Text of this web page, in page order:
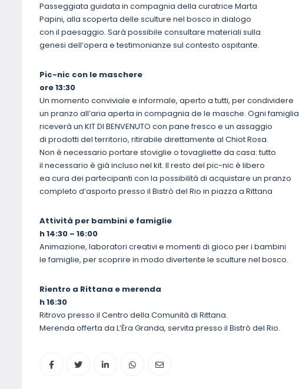
Passeggiata guidata in compagnia della curatrice Marta
Papini, alla scoperta delle sculture nel bosco in dialogo
con il paesaggio. Sarà possibile consultare materiali sulla
genesi dell’opera e testimonianze sul contesto ospitante.
Pic-nic con le maschere
ore 13:30
Un momento conviviale e informale, aperto a tutti, per condividere
un pranzo all’aria aperta in compagnia de le masche. Ogni famiglia
riceverà un KIT DI BENVENUTO con pane fresco e un assaggio
di prodotti del territorio, ritirabile direttamente al Chiot Rosa.
Non è necessario portare stoviglie o tovagliette da casa: tutto
il necessario è già incluso nel kit. Il resto del pic-nic è libero
ea cura dei partecipanti con la possibilità di acquistare un pranzo
completo d’asporto presso il Bistrò del Rio in piazza a Rittana
Attività per bambini e famiglie
h 14:30 – 16:00
Animazione, laboratori creativi e momenti di gioco per i bambini
le famiglie, per scoprire in modo divertente le sculture nel bosco.
Rientro a Rittana e merenda
h 16:30
Ritrovo presso il Centro della Comunità di Rittana.
Merenda offerta da L’Èra Granda, servita presso il Bistrò del Rio.